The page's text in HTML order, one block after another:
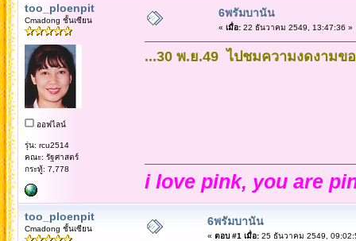
too_ploenpit
Cmadong ชั้นเซียน
ออฟไลน์
รุ่น: rcu2514
คณะ: รัฐศาสตร์
กระทู้: 7,778
6พรัมบานัน
« เมื่อ:22 ธันวาคม 2549, 13:47:36 »
...30 พ.ย.49 ไปชมความงดงาม
i love pink, you are
too_ploenpit
Cmadong ชั้นเซียน
6พรัมบานัน
« ตอบ #1 เมื่อ:25 ธันวาคม 2549,